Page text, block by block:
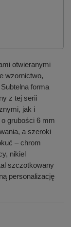
otwieranymi
wzornictwo,
forma
z tej serii
jak i
grubości 6 mm
a szeroki
– chrom
nikiel
szczotkowany
personalizację